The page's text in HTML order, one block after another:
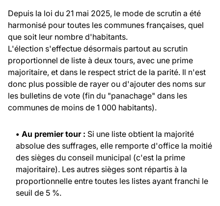
Depuis la loi du 21 mai 2025, le mode de scrutin a été
harmonisé pour toutes les communes françaises, quel
que soit leur nombre d'habitants.
L'élection s'effectue désormais partout au scrutin
proportionnel de liste à deux tours, avec une prime
majoritaire, et dans le respect strict de la parité. Il n'est
donc plus possible de rayer ou d'ajouter des noms sur
les bulletins de vote (fin du "panachage" dans les
communes de moins de 1 000 habitants).
• Au premier tour : Si une liste obtient la majorité
absolue des suffrages, elle remporte d'office la moitié
des sièges du conseil municipal (c'est la prime
majoritaire). Les autres sièges sont répartis à la
proportionnelle entre toutes les listes ayant franchi le
seuil de 5 %.